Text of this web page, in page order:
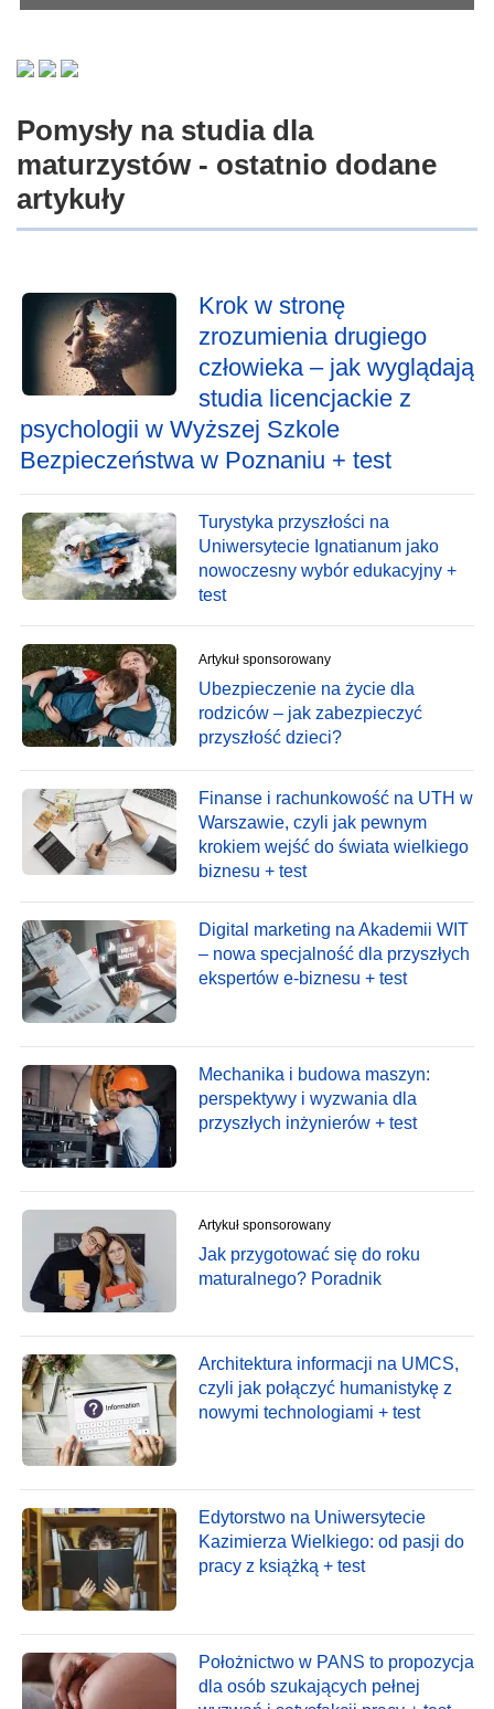
Pomysły na studia dla
maturzystów - ostatnio dodane
artykuły
Krok w stronę
zrozumienia drugiego
człowieka – jak wyglądają
studia licencjackie z
psychologii w Wyższej Szkole
Bezpieczeństwa w Poznaniu + test
Turystyka przyszłości na
Uniwersytecie Ignatianum jako
nowoczesny wybór edukacyjny +
test
Artykuł sponsorowany
Ubezpieczenie na życie dla
rodziców – jak zabezpieczyć
przyszłość dzieci?
Finanse i rachunkowość na UTH w
Warszawie, czyli jak pewnym
krokiem wejść do świata wielkiego
biznesu + test
Digital marketing na Akademii WIT
– nowa specjalność dla przyszłych
ekspertów e-biznesu + test
Mechanika i budowa maszyn:
perspektywy i wyzwania dla
przyszłych inżynierów + test
Artykuł sponsorowany
Jak przygotować się do roku
maturalnego? Poradnik
Architektura informacji na UMCS,
czyli jak połączyć humanistykę z
nowymi technologiami + test
Edytorstwo na Uniwersytecie
Kazimierza Wielkiego: od pasji do
pracy z książką + test
Położnictwo w PANS to propozycja
dla osób szukających pełnej